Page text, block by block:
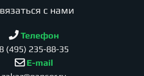
с нами
Телефон
8 (495) 235-88-35
E-mail